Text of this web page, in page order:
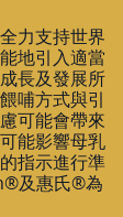
力支持世界
地引入適當
長及發展所
哺方式與引
可能會帶來
能影響母乳
指示進行準
及惠氏®為